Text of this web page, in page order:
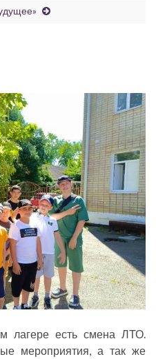
лагере есть смена ЛТО.
мероприятия, а так же